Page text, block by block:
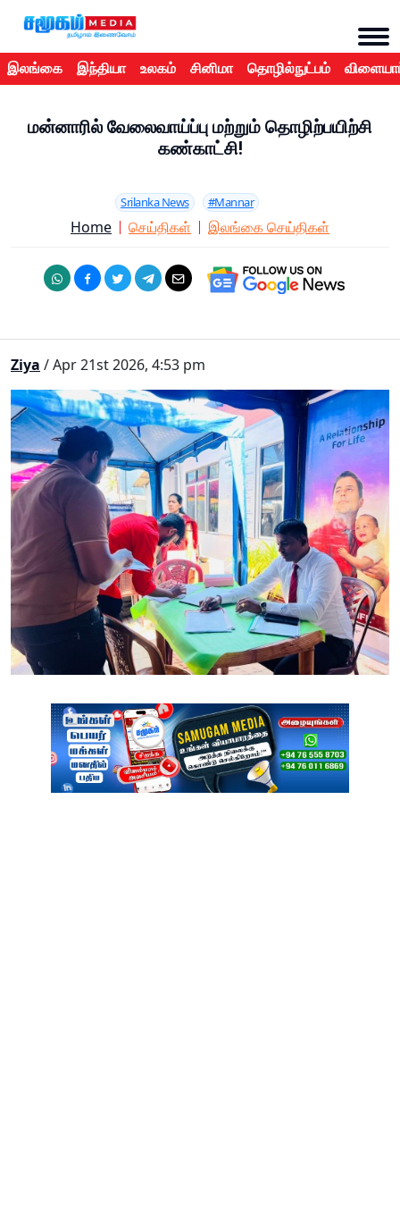
இலங்கை இந்தியா உலகம் சினிமா தொழில்நுட்பம்
மன்னாரில் வேலைவாய்ப்பு மற்றும் தொழிற்பயிற்சி
கண்காட்சி!
Srilanka News #Mannar
Home செய்திகள் இலங்கை செய்திகள்
Ziya / Apr 21st 2026, 4:53 pm